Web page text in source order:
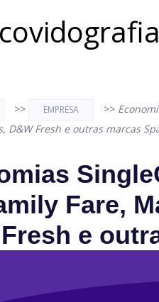
>> EMPRESA >>
D&W Fresh e outras marcas
Fare,
e